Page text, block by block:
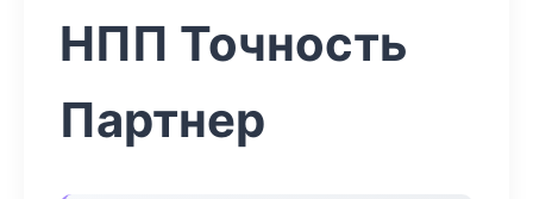
НПП Точность
Партнер